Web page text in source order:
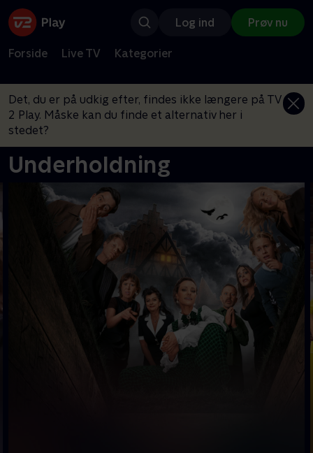
Log ind Prøv nu
Forside Live TV Kategorier
Det, du er på udkig efter, findes ikke længere på TV
2 Play. Måske kan du finde et alternativ her i
stedet?
Underholdning